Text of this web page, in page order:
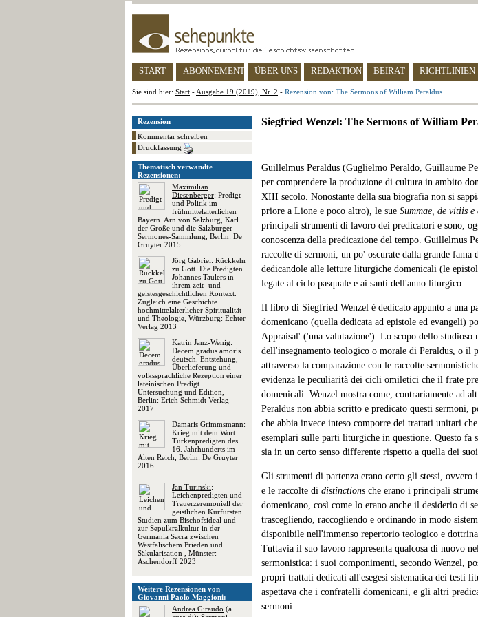
START ABONNEMENT ÜBER UNS REDAKTION BEIRAT RICHTLINIEN
Sie sind hier: Start - Ausgabe 19 (2019), Nr. 2 - Rezension von: The Sermons of William Peraldus
Rezension
Kommentar schreiben
Druckfassung
Thematisch verwandte
Rezensionen:
Maximilian
Diesenberger: Predigt
und Politik im
frühmittelalterlichen
Bayern. Arn von Salzburg, Karl
der Große und die Salzburger
Sermones-Sammlung, Berlin: De
Gruyter 2015
Jörg Gabriel: Rückkehr
zu Gott. Die Predigten
Johannes Taulers in
ihrem zeit- und
geistesgeschichtlichen Kontext.
Zugleich eine Geschichte
hochmittelalterlicher Spiritualität
und Theologie, Würzburg: Echter
Verlag 2013
Katrin Janz-Wenig:
Decem gradus amoris
deutsch. Entstehung,
Überlieferung und
volkssprachliche Rezeption einer
lateinischen Predigt.
Untersuchung und Edition,
Berlin: Erich Schmidt Verlag
2017
Damaris Grimmsmann:
Krieg mit dem Wort.
Türkenpredigten des
16. Jahrhunderts im
Alten Reich, Berlin: De Gruyter
2016
Jan Turinski:
Leichenpredigten und
Trauerzeremoniell der
geistlichen Kurfürsten.
Studien zum Bischofsideal und
zur Sepulkralkultur in der
Germania Sacra zwischen
Westfälischem Frieden und
Säkularisation , Münster:
Aschendorff 2023
Weitere Rezensionen von
Giovanni Paolo Maggioni:
Andrea Giraudo (a
Siegfried Wenzel: The Sermons of William
Guillelmus Peraldus (Guglielmo Peraldo, Guillaume
per comprendere la produzione di cultura in ambito
XIII secolo. Nonostante della sua biografia non si
priore a Lione e poco altro), le sue Summae, de vitiis
principali strumenti di lavoro dei predicatori e sono,
conoscenza della predicazione del tempo. Guillelmus
raccolte di sermoni, un po' oscurate dalla grande fama
dedicandole alle letture liturgiche domenicali (le
legate al ciclo pasquale e ai santi dell'anno liturgico.
Il libro di Siegfried Wenzel è dedicato appunto a una
domenicano (quella dedicata ad epistole ed evangeli)
Appraisal' ('una valutazione'). Lo scopo dello studioso
dell'insegnamento teologico o morale di Peraldus, o il
attraverso la comparazione con le raccolte
evidenza le peculiarità dei cicli omiletici che il frate
domenicali. Wenzel mostra come, contrariamente ad
Peraldus non abbia scritto e predicato questi sermoni,
che abbia invece inteso comporre dei trattati unitari
esemplari sulle parti liturgiche in questione. Questo fa
sia in un certo senso differente rispetto a quella dei
Gli strumenti di partenza erano certo gli stessi,
e le raccolte di distinctions che erano i principali
domenicano, così come lo erano anche il desiderio di
trascegliendo, raccogliendo e ordinando in modo
disponibile nell'immenso repertorio teologico e
Tuttavia il suo lavoro rappresenta qualcosa di nuovo
sermonistica: i suoi componimenti, secondo Wenzel,
propri trattati dedicati all'esegesi sistematica dei testi
aspettava che i confratelli domenicani, e gli altri
sermoni.